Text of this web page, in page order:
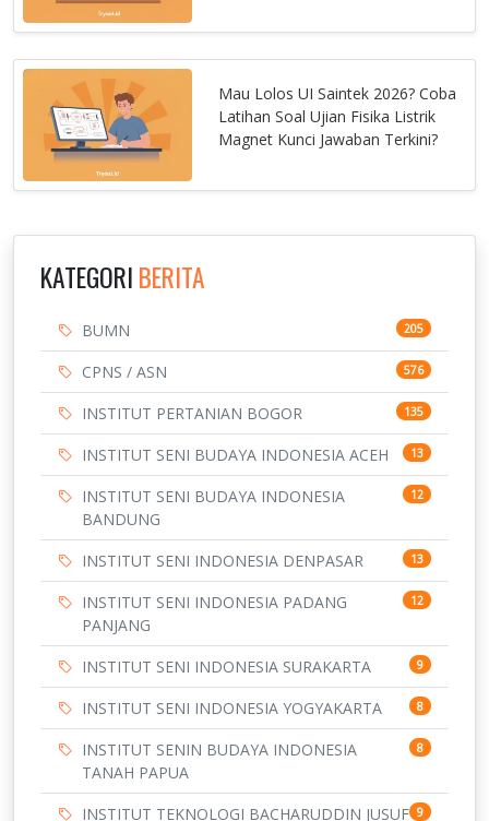
Mau Lolos UI Saintek 2026? Coba
Latihan Soal Ujian Fisika Listrik
Magnet Kunci Jawaban Terkini?
KATEGORI BERITA
BUMN 205
CPNS / ASN 576
INSTITUT PERTANIAN BOGOR 135
INSTITUT SENI BUDAYA INDONESIA ACEH 13
INSTITUT SENI BUDAYA INDONESIA
BANDUNG
12
INSTITUT SENI INDONESIA DENPASAR 13
INSTITUT SENI INDONESIA PADANG
PANJANG
12
INSTITUT SENI INDONESIA SURAKARTA 9
INSTITUT SENI INDONESIA YOGYAKARTA 8
INSTITUT SENIN BUDAYA INDONESIA
TANAH PAPUA
8
INSTITUT TEKNOLOGI BACHARUDDIN JUSUF 9